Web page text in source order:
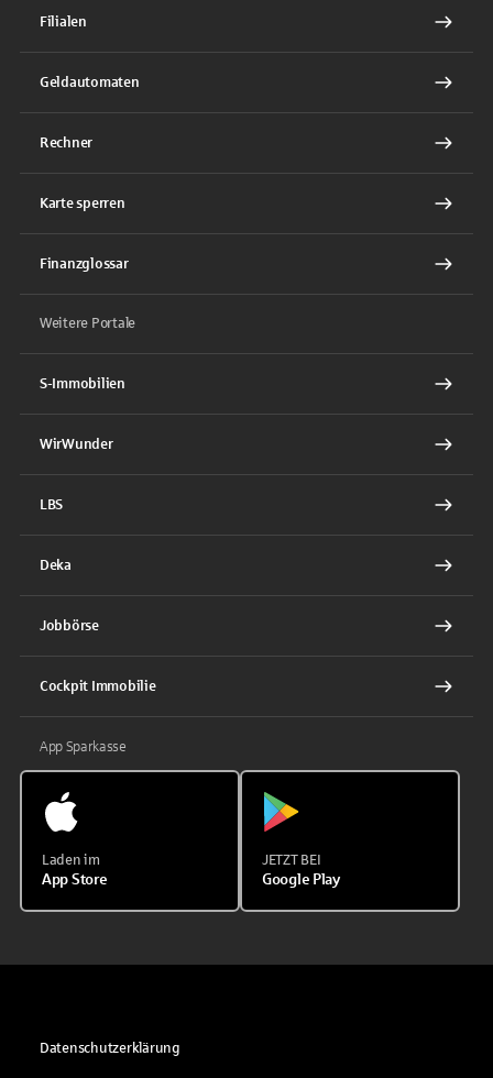
Filialen
Geldautomaten
Rechner
Karte sperren
Finanzglossar
Weitere Portale
S-Immobilien
WirWunder
LBS
Deka
Jobbörse
Cockpit Immobilie
App Sparkasse
Laden im
App Store
JETZT BEI
Google Play
Datenschutzerklärung